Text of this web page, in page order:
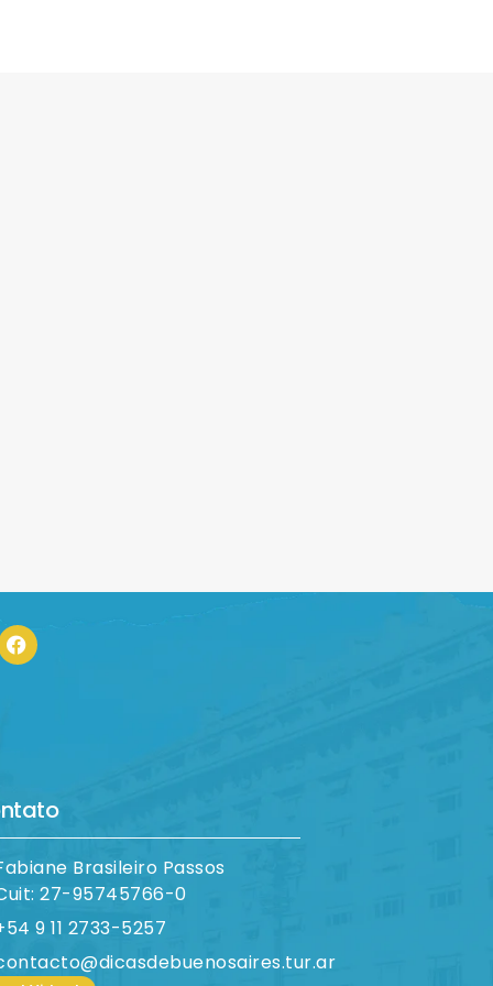
Brasileiro Passos
27-95745766-0
9 11 2733-5257